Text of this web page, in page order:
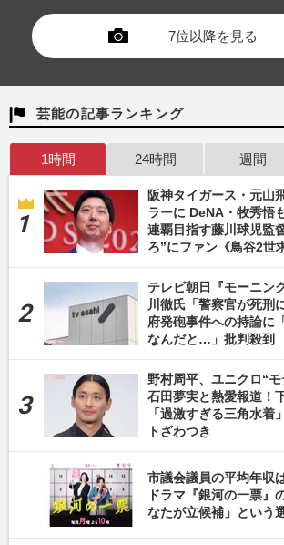
7位以降を見る
芸能の記事ランキング
1時間 24時間 週間
阪神タイガース・元山
ラーに DeNA・牧秀悟
連覇目指す藤川球児監
ろ”にファン《鳥谷2世
テレビ朝日『モーニン
川徹氏「警察官が死刑
府発砲事件への持論に
なんだと…」批判殺到
野村周平、ユニクロ“モ
石田夢実と熱愛報道！
「過激すぎる三角水着
トざわつき
市議会議員の平均年収
ドラマ『銀河の一票』
なたが立候補」という